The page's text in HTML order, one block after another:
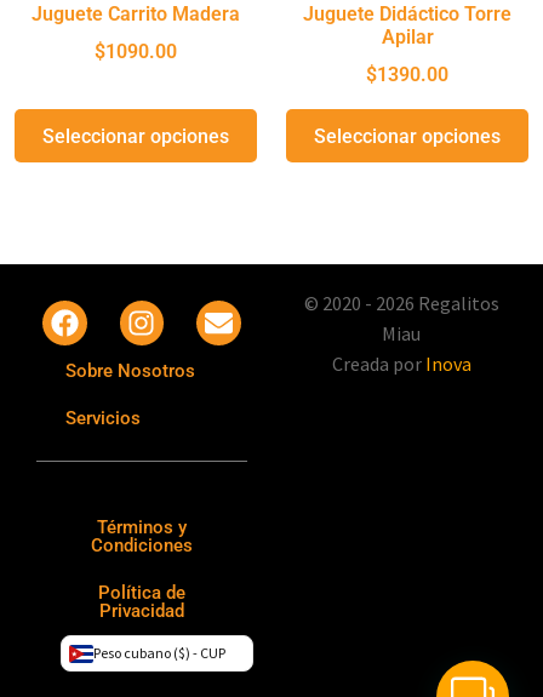
Juguete Carrito Madera
$1090.00
Seleccionar opciones
Juguete Didáctico Torre
Apilar
$1390.00
Seleccionar opciones
Sobre Nosotros
Servicios
Términos y
Condiciones
Política de
Privacidad
Peso cubano ($) - CUP
© 2020 - 2026 Regalitos
Miau
Creada por Inova